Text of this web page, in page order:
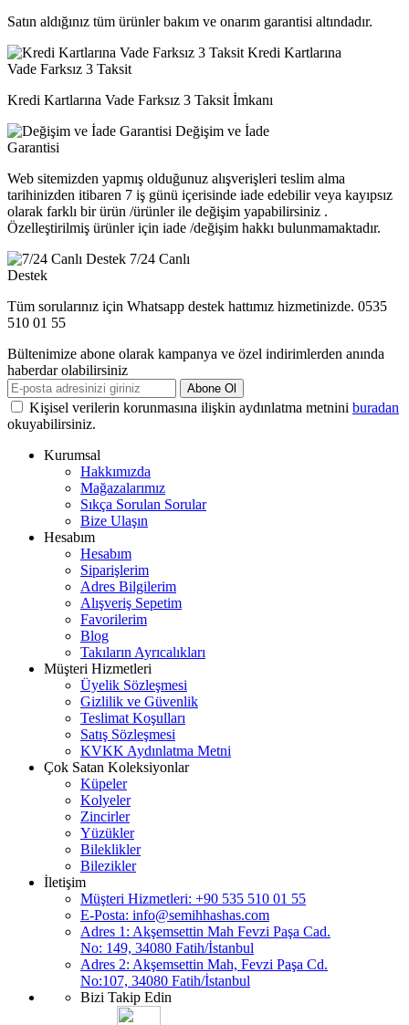
Satın aldığınız tüm ürünler bakım ve onarım garantisi altındadır.
Kredi Kartlarına
Vade Farksız 3 Taksit
Kredi Kartlarına Vade Farksız 3 Taksit İmkanı
Değişim ve İade
Garantisi
Web sitemizden yapmış olduğunuz alışverişleri teslim alma
tarihinizden itibaren 7 iş günü içerisinde iade edebilir veya kayıpsız
olarak farklı bir ürün /ürünler ile değişim yapabilirsiniz .
Özelleştirilmiş ürünler için iade /değişim hakkı bulunmamaktadır.
7/24 Canlı
Destek
Tüm sorularınız için Whatsapp destek hattımız hizmetinizde. 0535
510 01 55
Bültenimize abone olarak kampanya ve özel indirimlerden anında
haberdar olabilirsiniz
Abone Ol
Kişisel verilerin korunmasına ilişkin aydınlatma metnini buradan
okuyabilirsiniz.
Kurumsal
Hakkımızda
Mağazalarımız
Sıkça Sorulan Sorular
Bize Ulaşın
Hesabım
Hesabım
Siparişlerim
Adres Bilgilerim
Alışveriş Sepetim
Favorilerim
Blog
Takıların Ayrıcalıkları
Müşteri Hizmetleri
Üyelik Sözleşmesi
Gizlilik ve Güvenlik
Teslimat Koşulları
Satış Sözleşmesi
KVKK Aydınlatma Metni
Çok Satan Koleksiyonlar
Küpeler
Kolyeler
Zincirler
Yüzükler
Bileklikler
Bilezikler
İletişim
Müşteri Hizmetleri: +90 535 510 01 55
E-Posta: info@semihhashas.com
Adres 1: Akşemsettin Mah Fevzi Paşa Cad.
No: 149, 34080 Fatih/İstanbul
Adres 2: Akşemsettin Mah, Fevzi Paşa Cd.
No:107, 34080 Fatih/İstanbul
Bizi Takip Edin